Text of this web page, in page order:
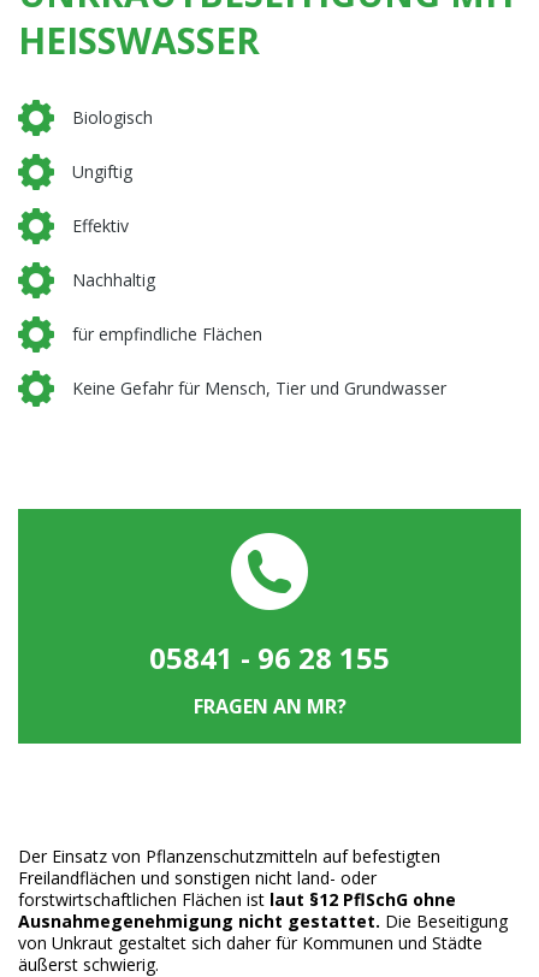
GANZ
OHNE
CHEMIE!
GANZ
OHNE
CHEMIE!
HEISSWASSER
Biologisch
Ungiftig
Effektiv
Nachhaltig
für empfindliche Flächen
Keine Gefahr für Mensch, Tier und Grundwasser
05841 - 96 28 155
FRAGEN AN MR?
Der Einsatz von Pflanzenschutzmitteln auf befestigten
Freilandflächen und sonstigen nicht land- oder
forstwirtschaftlichen Flächen ist laut §12 PflSchG ohne
Ausnahmegenehmigung nicht gestattet. Die Beseitigung
von Unkraut gestaltet sich daher für Kommunen und Städte
äußerst schwierig.